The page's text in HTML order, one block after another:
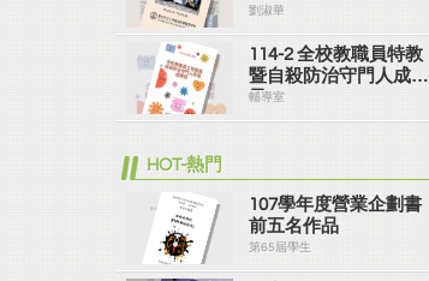
劉淑華
114-2 全校教職員特教
暨自殺防治守門人成果
冊
輔導室
HOT-熱門
107學年度營業企劃書
前五名作品
第65屆學生